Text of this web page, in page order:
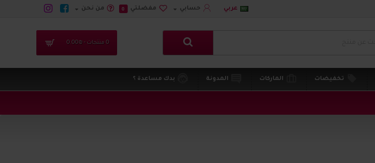
عربي حسابي مفضلتي 0 من نحن
0 منتجات - ₪0.00
تخفيضات الماركات المدونة بدك مساعدة ؟